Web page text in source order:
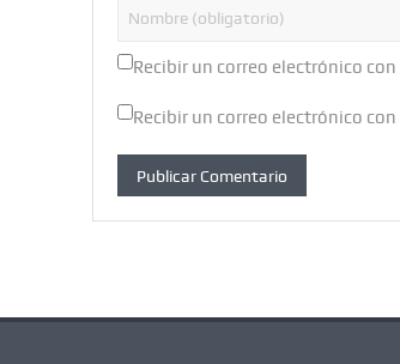
Recibir un correo electrónico
Recibir un correo electrónico